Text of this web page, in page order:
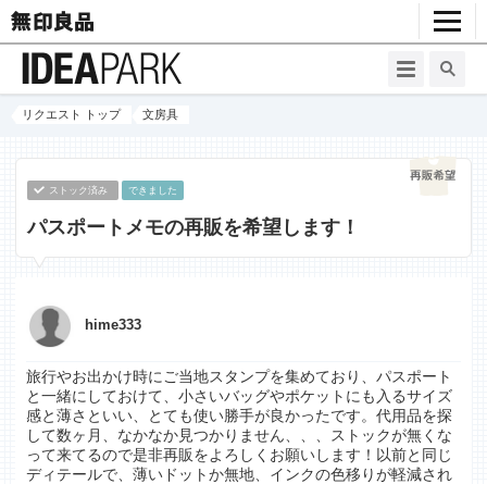
リクエスト トップ 文房具
ストック済み できました
パスポートメモの再販を希望します！
hime333
旅行やお出かけ時にご当地スタンプを集めており、パスポート
と一緒にしておけて、小さいバッグやポケットにも入るサイズ
感と薄さといい、とても使い勝手が良かったです。代用品を探
して数ヶ月、なかなか見つかりません、、、ストックが無くな
って来てるので是非再販をよろしくお願いします！以前と同じ
ディテールで、薄いドットか無地、インクの色移りが軽減され